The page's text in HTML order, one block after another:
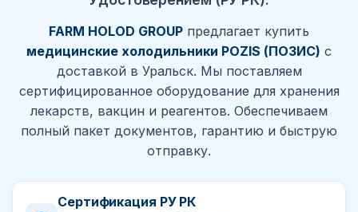
FARM HOLOD GROUP предлагает купить
медицинские холодильники POZIS (ПОЗИС) с
доставкой в Уральск. Мы поставляем
сертифицированное оборудование для хранения
лекарств, вакцин и реагентов. Обеспечиваем
полный пакет документов, гарантию и быструю
отправку.
Сертификация РУ РК